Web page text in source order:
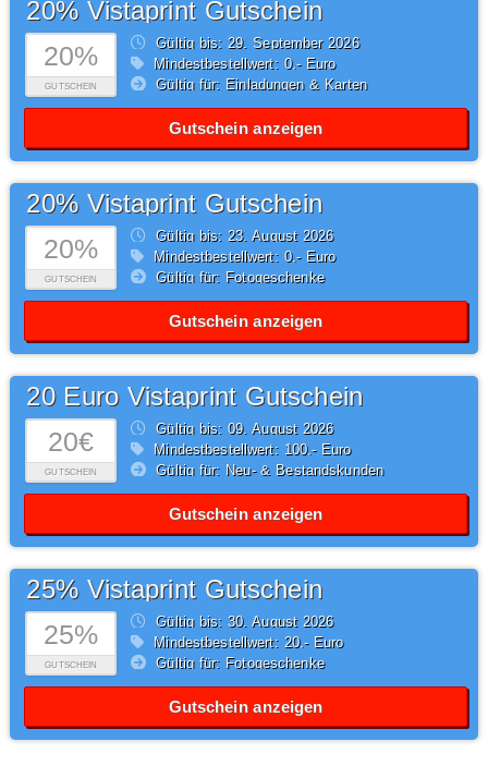
20%
GUTSCHEIN
20% Vistaprint Gutschein
Gültig bis: 29.September2026
Mindestbestellwert: 0,- Euro
Gültig für: Einladungen & Karten
Gutschein anzeigen
20%
GUTSCHEIN
20% Vistaprint Gutschein
Gültig bis: 23.August2026
Mindestbestellwert: 0,- Euro
Gültig für: Fotogeschenke
Gutschein anzeigen
20€
GUTSCHEIN
20 Euro Vistaprint Gutschein
Gültig bis: 09.August2026
Mindestbestellwert: 100,- Euro
Gültig für: Neu- & Bestandskunden
Gutschein anzeigen
25%
GUTSCHEIN
25% Vistaprint Gutschein
Gültig bis: 30.August2026
Mindestbestellwert: 20,- Euro
Gültig für: Fotogeschenke
Gutschein anzeigen